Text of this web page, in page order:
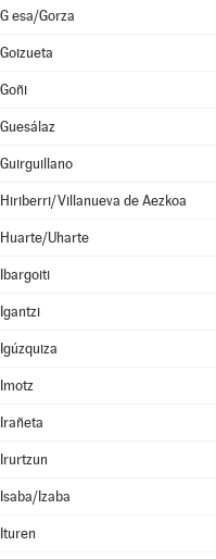
G esa/Gorza
Goizueta
Goñi
Guesálaz
Guirguillano
Hiriberri/Villanueva de Aezkoa
Huarte/Uharte
Ibargoiti
Igantzi
Igúzquiza
Imotz
Irañeta
Irurtzun
Isaba/Izaba
Ituren